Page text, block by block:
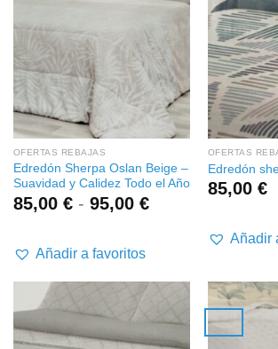
OFERTAS REBAJAS
Edredón Sherpa Oslan Beige –
Suavidad y Calidez Todo el Año
85,00 € - 95,00 €Rango
precios:
95,00 €
Añadir a favoritos
OFERTAS
Edredón
85,00 €
Añadir